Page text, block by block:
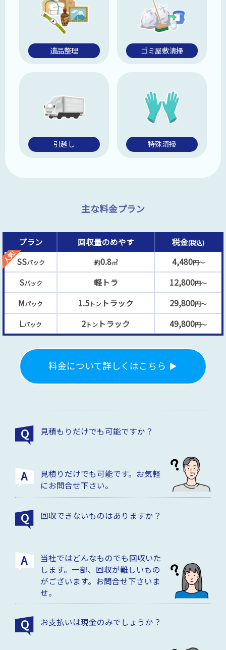
遺品整理 ゴミ屋敷清掃
引越し 特殊清掃
主な料金プラン
プラン 回収量のめやす 税金(税込)
SSパック 約0.8㎡ 4,480円～
Sパック 軽トラ 12,800円～
Mパック 1.5トントラック 29,800円～
Lパック 2トン トラック 49,800円～
料金について詳しくはこちら
見積もりだけでも可能ですか？
見積りだけでも可能です。お気軽
にお問合せ下さい。
回収できないものはありますか？
当社ではどんなものでも回収いた
します。一部、回収が難しいもの
がございます。お問合せ下さいま
せ。
お支払いは現金のみでしょうか？